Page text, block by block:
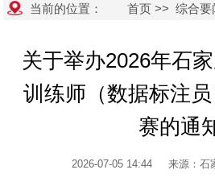
当前的位置： 首页 >>综合要
关于举办2026年石
训练师（数据标注
赛的通
2026-07-05 14:44 来源：石